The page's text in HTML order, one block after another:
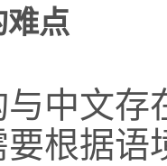
难点
中文存
根据